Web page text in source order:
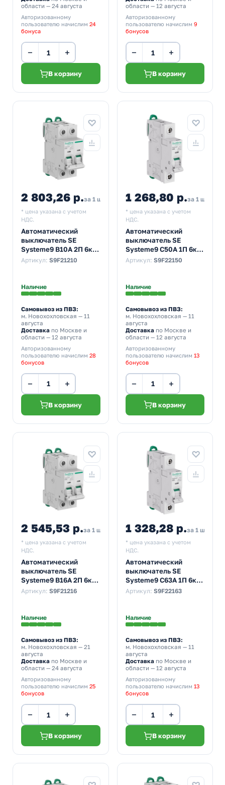
области — 24 августа
Авторизованному
пользователю начислим 24
бонуса
− +
В корзину
области — 12 августа
Авторизованному
пользователю начислим 9
бонусов
− +
В корзину
2 803,26 р.за 1 шт
* цена указана с учетом
НДС.
Автоматический
выключатель SE
Systeme9 В10А 2П 6кА
(автомат
Артикул: S9F21210
Наличие
Самовывоз из ПВЗ:
м. Новохохловская — 11
августа
Доставка по Москве и
области — 12 августа
Авторизованному
пользователю начислим 28
бонусов
− +
В корзину
1 268,80 р.за 1 шт
* цена указана с учетом
НДС.
Автоматический
выключатель SE
Systeme9 С50А 1П 6кА
(автомат
Артикул: S9F22150
Наличие
Самовывоз из ПВЗ:
м. Новохохловская — 11
августа
Доставкапо Москве и
области — 12 августа
Авторизованному
пользователю начислим 13
бонусов
− +
В корзину
2 545,53 р.за 1 шт
* цена указана с учетом
НДС.
Автоматический
выключатель SE
Systeme9 В16А 2П 6кА
(автомат
Артикул: S9F21216
Наличие
Самовывоз из ПВЗ:
м. Новохохловская — 21
августа
Доставка по Москве и
области — 24 августа
Авторизованному
пользователю начислим 25
бонусов
− +
В корзину
1 328,28 р.за 1 шт
* цена указана с учетом
НДС.
Автоматический
выключатель SE
Systeme9 С63А 1П 6кА
(автомат
Артикул: S9F22163
Наличие
Самовывоз из ПВЗ:
м. Новохохловская — 11
августа
Доставкапо Москве и
области — 12 августа
Авторизованному
пользователю начислим 13
бонусов
− +
В корзину